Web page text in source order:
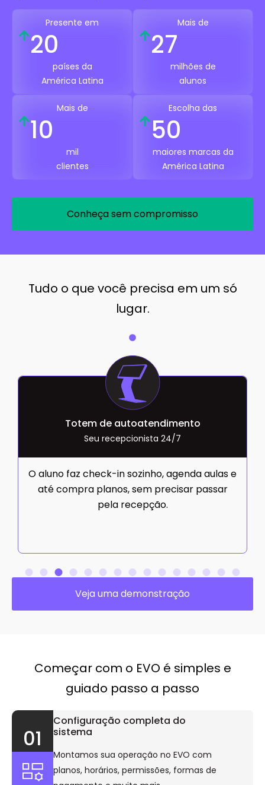
Presente em
20
países da
América Latina
Mais de
27
milhões de
alunos
Mais de
10
mil
clientes
Escolha das
50
maiores marcas da
América Latina
Conheça sem compromisso
Tudo o que você precisa em um só
lugar.
Totem de autoatendimento
Seu recepcionista 24/7
O aluno faz check-in sozinho, agenda aulas e
até compra planos, sem precisar passar
pela recepção.
Veja uma demonstração
Começar com o EVO é simples e
guiado passo a passo
01
Configuração completa do
sistema
Montamos sua operação no EVO com
planos, horários, permissões, formas de